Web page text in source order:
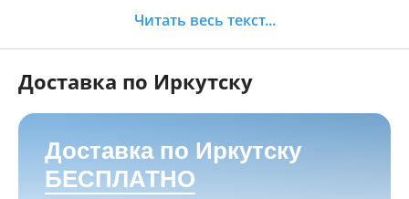
Менеджер свяжется с Вами в течение 30
Как оплатить:
Наличными, пластиковой картой, кредитной
картой и картой ХАЛВА в кассе нашего
магазина по адресуг. Иркутск, ул. Баррикад
24а, Мотосалон БАРС
Читать весь текст...
Доставка по Иркутску
Доставка по Иркутску
БЕСПЛАТНО